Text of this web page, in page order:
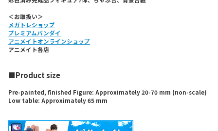
＜お取扱い＞
メガトレショップ
プレミアムバンダイ
アニメイトオンラインショップ
アニメイト各店
■Product size
Pre-painted, finished Figure: Approximately 20-70 mm (non-scale)
Low table: Approximately 65 mm